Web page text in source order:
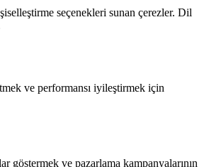
seçenekleri sunan çerezler. Dil
ve performansı iyileştirmek için
göstermek ve pazarlama kampanyalarının